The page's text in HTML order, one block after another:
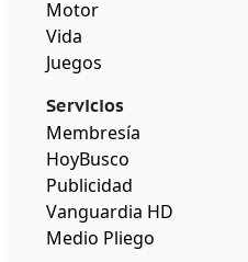
Motor
Vida
Juegos
Servicios
Membresía
HoyBusco
Publicidad
Vanguardia HD
Medio Pliego